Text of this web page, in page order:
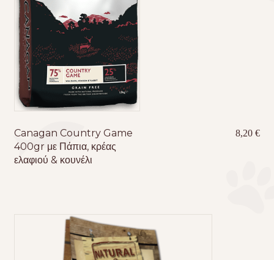
Canagan Country Game
400gr με Πάπια, κρέας
ελαφιού & κουνέλι
8,20€